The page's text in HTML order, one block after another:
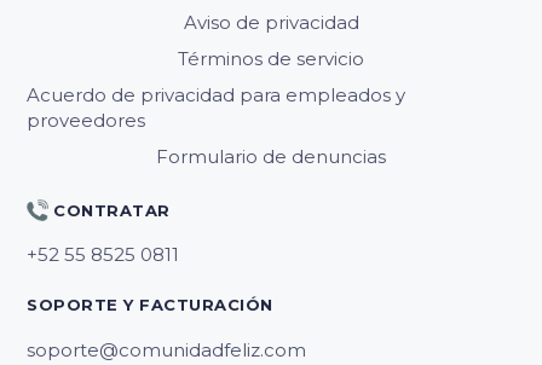
Aviso de privacidad
Términos de servicio
Acuerdo de privacidad para empleados y
proveedores
Formulario de denuncias
CONTRATAR
SOPORTE Y FACTURACIÓN
soporte@comunidadfeliz.com